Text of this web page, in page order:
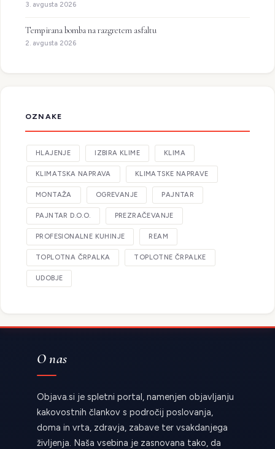
3. avgusta 2026
Tempirana bomba na razgretem asfaltu
2. avgusta 2026
OZNAKE
HLAJENJE IZBIRA KLIME KLIMA
KLIMATSKA NAPRAVA KLIMATSKE NAPRAVE
MONTAŽA OGREVANJE PAJNTAR
PAJNTAR D.O.O. PREZRAČEVANJE
PROFESIONALNE KUHINJE REAM
TOPLOTNA ČRPALKA TOPLOTNE ČRPALKE
UDOBJE
O nas
Objava.si je spletni portal, namenjen objavljanju
kakovostnih člankov s področij poslovanja,
doma in vrta, zdravja, zabave ter vsakdanjega
življenja. Naša vsebina je zasnovana tako, da